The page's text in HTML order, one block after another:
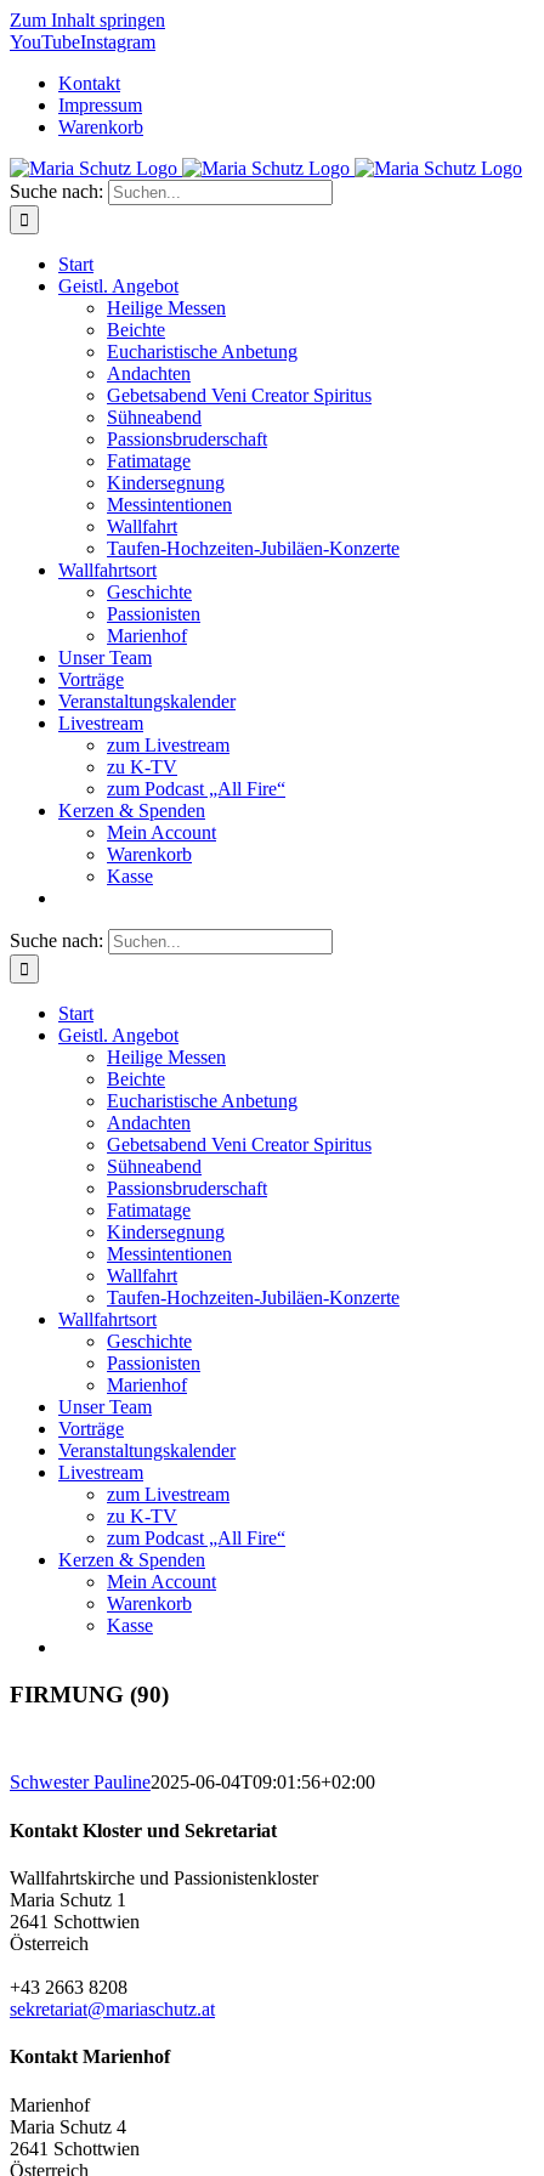
Zum Inhalt springen
YouTubeInstagram
Kontakt
Impressum
Warenkorb
Suche nach:
Start
Geistl. Angebot
Heilige Messen
Beichte
Eucharistische Anbetung
Andachten
Gebetsabend Veni Creator Spiritus
Sühneabend
Passionsbruderschaft
Fatimatage
Kindersegnung
Messintentionen
Wallfahrt
Taufen-Hochzeiten-Jubiläen-Konzerte
Wallfahrtsort
Geschichte
Passionisten
Marienhof
Unser Team
Vorträge
Veranstaltungskalender
Livestream
zum Livestream
zu K-TV
zum Podcast „All Fire“
Kerzen & Spenden
Mein Account
Warenkorb
Kasse
Suche nach:
Start
Geistl. Angebot
Heilige Messen
Beichte
Eucharistische Anbetung
Andachten
Gebetsabend Veni Creator Spiritus
Sühneabend
Passionsbruderschaft
Fatimatage
Kindersegnung
Messintentionen
Wallfahrt
Taufen-Hochzeiten-Jubiläen-Konzerte
Wallfahrtsort
Geschichte
Passionisten
Marienhof
Unser Team
Vorträge
Veranstaltungskalender
Livestream
zum Livestream
zu K-TV
zum Podcast „All Fire“
Kerzen & Spenden
Mein Account
Warenkorb
Kasse
FIRMUNG (90)
Schwester Pauline2025-06-04T09:01:56+02:00
Kontakt Kloster und Sekretariat
Wallfahrtskirche und Passionistenkloster
Maria Schutz 1
2641 Schottwien
Österreich
+43 2663 8208
sekretariat@mariaschutz.at
Kontakt Marienhof
Marienhof
Maria Schutz 4
2641 Schottwien
Österreich